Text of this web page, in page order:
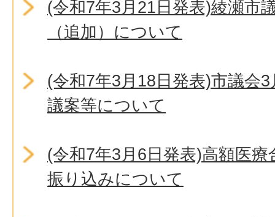
(令和7年3月21日発表)綾瀬市
（追加）について
(令和7年3月18日発表)市議会
議案等について
(令和7年3月6日発表)高額医
振り込みについて